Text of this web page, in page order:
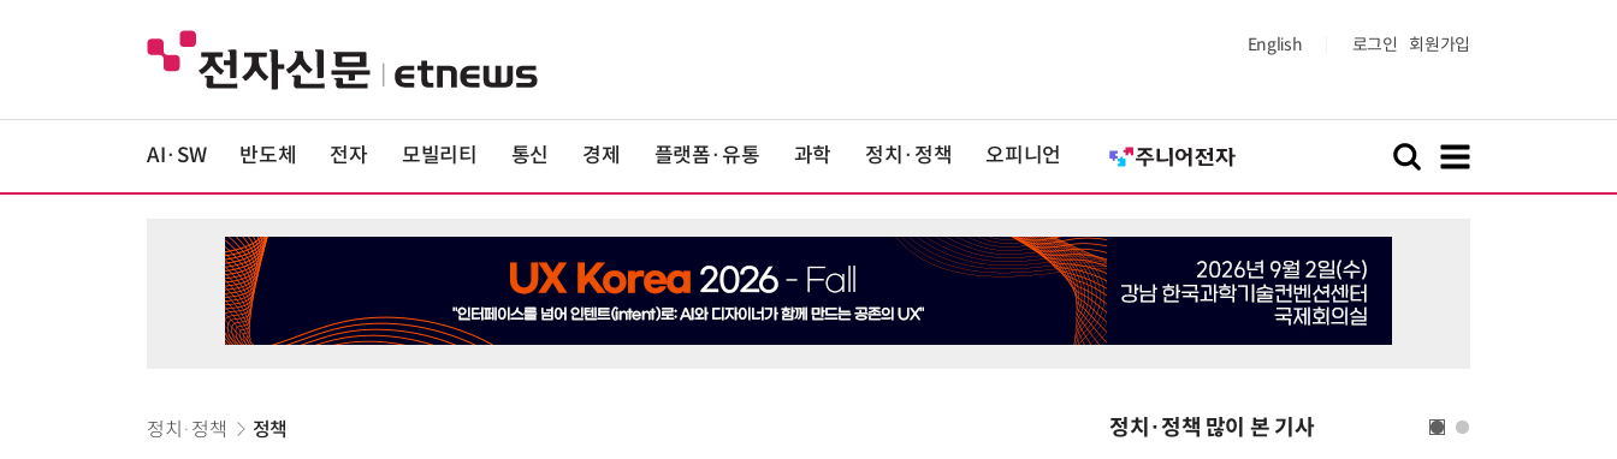
English 로그인 회원가입
AI·SW 반도체 전자 모빌리티 통신 경제 플랫폼·유통 과학 정치·정책 오피니언
정치·정책 정책 정치·정책 많이 본 기사